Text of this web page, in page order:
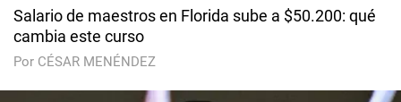
Salario de maestros en Florida sube a $50.200: qué
cambia este curso
Por CÉSAR MENÉNDEZ